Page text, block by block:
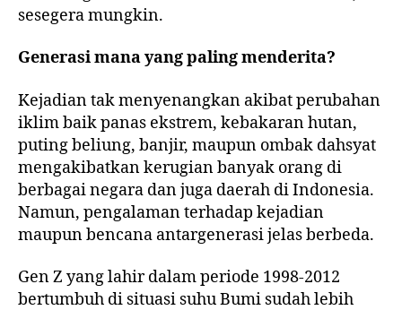
sesegera mungkin.
Generasi mana yang paling menderita?
Kejadian tak menyenangkan akibat perubahan
iklim baik panas ekstrem, kebakaran hutan,
puting beliung, banjir, maupun ombak dahsyat
mengakibatkan kerugian banyak orang di
berbagai negara dan juga daerah di Indonesia.
Namun, pengalaman terhadap kejadian
maupun bencana antargenerasi jelas berbeda.
Gen Z yang lahir dalam periode 1998-2012
bertumbuh di situasi suhu Bumi sudah lebih